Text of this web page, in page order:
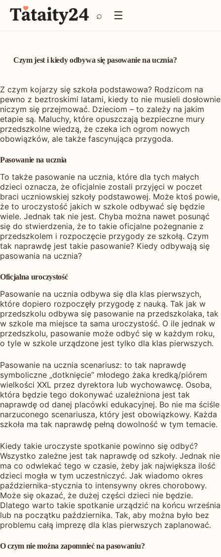
P
r
d
o
t
r
e
ś
c
⌕ ☰
Czym jest i kiedy odbywa się pasowanie na ucznia?
Z czym kojarzy się szkoła podstawowa? Rodzicom na
pewno z beztroskimi latami, kiedy to nie musieli dosłownie
niczym się przejmować. Dzieciom – to zależy na jakim
etapie są. Maluchy, które opuszczają bezpieczne mury
przedszkolne wiedzą, że czeka ich ogrom nowych
obowiązków, ale także fascynująca przygoda.
Pasowanie na ucznia
To także pasowanie na ucznia, które dla tych małych
dzieci oznacza, że oficjalnie zostali przyjęci w poczet
braci uczniowskiej szkoły podstawowej. Może ktoś powie,
że to uroczystość jakich w szkole odbywać się będzie
wiele. Jednak tak nie jest. Chyba można nawet posunąć
się do stwierdzenia, że to takie oficjalne pożegnanie z
przedszkolem i rozpoczęcie przygody ze szkołą. Czym
tak naprawdę jest takie pasowanie? Kiedy odbywają się
pasowania na ucznia?
Oficjalna uroczystość
Pasowanie na ucznia odbywa się dla klas pierwszych,
które dopiero rozpoczęły przygodę z nauką. Tak jak w
przedszkolu odbywa się pasowanie na przedszkolaka, tak
w szkole ma miejsce ta sama uroczystość. O ile jednak w
przedszkolu, pasowanie może odbyć się w każdym roku,
o tyle w szkole urządzone jest tylko dla klas pierwszych.
Pasowanie na ucznia scenariusz: to tak naprawdę
symboliczne „dotknięcie” młodego żaka kredką/piórem
wielkości XXL przez dyrektora lub wychowawcę. Osoba,
która będzie tego dokonywać uzależniona jest tak
naprawdę od danej placówki edukacyjnej. Bo nie ma ściśle
narzuconego scenariusza, który jest obowiązkowy. Każda
szkoła ma tak naprawdę pełną dowolność w tym temacie.
Kiedy takie uroczyste spotkanie powinno się odbyć?
Wszystko zależne jest tak naprawdę od szkoły. Jednak nie
ma co odwlekać tego w czasie, żeby jak największa ilość
dzieci mogła w tym uczestniczyć. Jak wiadomo okres
października-stycznia to intensywny okres chorobowy.
Może się okazać, że dużej części dzieci nie będzie.
Dlatego warto takie spotkanie urządzić na końcu września
lub na początku października. Tak, aby można było bez
problemu całą imprezę dla klas pierwszych zaplanować.
O czym nie można zapomnieć na pasowaniu?